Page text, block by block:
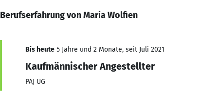
Berufserfahrung von Maria Wolfien
Bis heute 5 Jahre und 2 Monate, seit Juli 2021
Kaufmännischer Angestellter
PAJ UG